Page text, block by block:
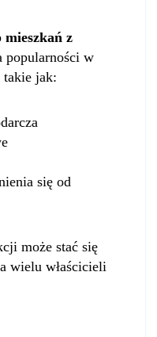
mieszkań z
popularności w
jak:
się od
może stać się
wielu właścicieli